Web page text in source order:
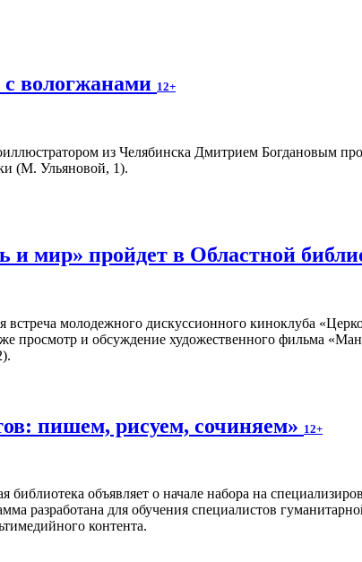
вологжанами 12+
из Челябинска Дмитрием Богдановым
(М. Ульяновой, 1).
и мир» пройдет в Областной
встреча молодежного дискуссионного киноклуба
просмотр и обсуждение художественного фильма
пишем, рисуем, сочиняем» 12+
библиотека объявляет о начале набора на
разработана для обучения специалистов
контента.